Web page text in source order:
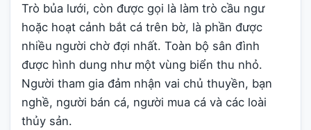
Trò bủa lưới, còn được gọi là làm trò cầu ngư
hoặc hoạt cảnh bắt cá trên bờ, là phần được
nhiều người chờ đợi nhất. Toàn bộ sân đình
được hình dung như một vùng biển thu nhỏ.
Người tham gia đảm nhận vai chủ thuyền, bạn
nghề, người bán cá, người mua cá và các loài
thủy sản.